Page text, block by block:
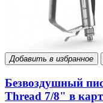
Добавить в избранное
Безвоздушный
Thread 7/8" в